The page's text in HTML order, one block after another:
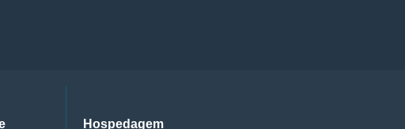
Hospedagem